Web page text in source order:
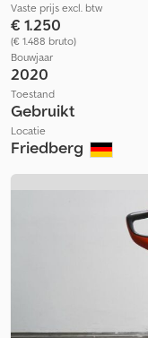
Vaste prijs excl. btw
€ 1.250
(€ 1.488 bruto)
Bouwjaar
2020
Toestand
Gebruikt
Locatie
Friedberg